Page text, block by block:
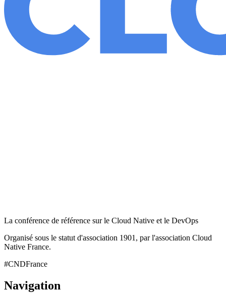
La conférence de référence sur le Cloud Native et le DevOps
Organisé sous le statut d'association 1901, par l'association Cloud
Native France.
#CNDFrance
Navigation